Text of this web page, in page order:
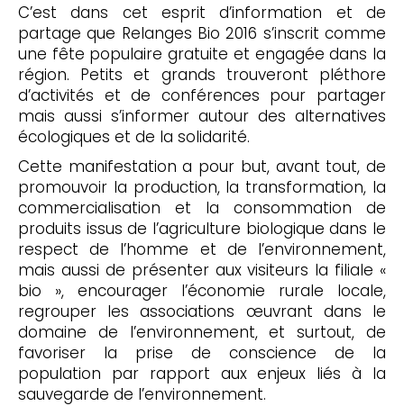
C’est dans cet esprit d’information et de
partage que Relanges Bio 2016 s’inscrit comme
une fête populaire gratuite et engagée dans la
région. Petits et grands trouveront pléthore
d’activités et de conférences pour partager
mais aussi s’informer autour des alternatives
écologiques et de la solidarité.
Cette manifestation a pour but, avant tout, de
promouvoir la production, la transformation, la
commercialisation et la consommation de
produits issus de l’agriculture biologique dans le
respect de l’homme et de l’environnement,
mais aussi de présenter aux visiteurs la filiale «
bio », encourager l’économie rurale locale,
regrouper les associations œuvrant dans le
domaine de l’environnement, et surtout, de
favoriser la prise de conscience de la
population par rapport aux enjeux liés à la
sauvegarde de l’environnement.